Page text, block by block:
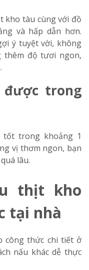
kho tàu cùng với đồ
và hấp dẫn hơn.
ý tuyệt vời, không
thêm độ tươi ngon,
trong
trong khoảng 1
vị thơm ngon, bạn
lâu.
thịt kho
tại nhà
công thức chi tiết ở
nấu khác dễ thực